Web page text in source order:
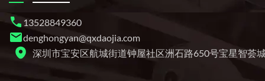
13528849360
denghongyan@qxdaojia.com
深圳市宝安区航城街道钟屋社区洲石路650号宝星智荟